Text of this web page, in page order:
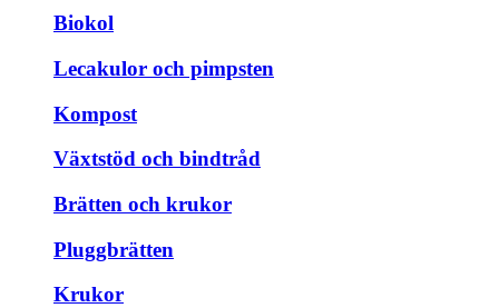
Biokol
Lecakulor och pimpsten
Kompost
Växtstöd och bindtråd
Brätten och krukor
Pluggbrätten
Krukor